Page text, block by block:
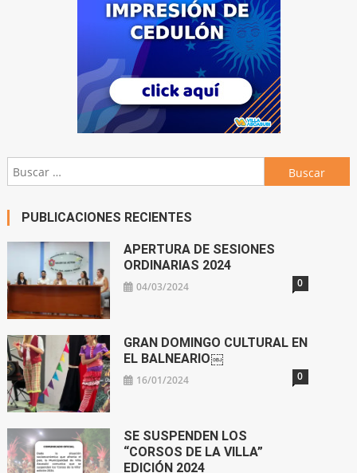
Buscar:
PUBLICACIONES RECIENTES
APERTURA DE SESIONES
ORDINARIAS 2024
04/03/2024 0
GRAN DOMINGO CULTURAL EN
EL BALNEARIO￼
16/01/2024 0
SE SUSPENDEN LOS
“CORSOS DE LA VILLA”
EDICIÓN 2024